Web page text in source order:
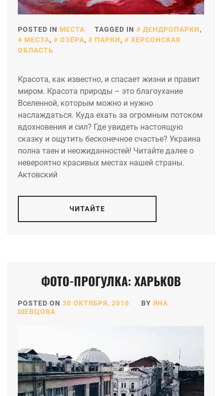
POSTED IN МЕСТА TAGGED IN ДЕНДРОПАРКИ,
МЕСТА, ОЗЁРА, ПАРКИ,
ХЕРСОНСКАЯ
ОБЛАСТЬ
Красота, как известно, и спасает жизни и правит
миром. Красота природы – это благоухание
Вселенной, которым можно и нужно
наслаждаться. Куда ехать за огромным потоком
вдохновения и сил? Где увидеть настоящую
сказку и ощутить бесконечное счастье? Украина
полна таен и неожиданностей! Читайте далее о
невероятно красивых местах нашей страны.
Актовский
ЧИТАЙТЕ
ФОТО-ПРОГУЛКА: ХАРЬКОВ
POSTED ON 30 ОКТЯБРЯ, 2016 BY ЯНА
ШЕВЦОВА